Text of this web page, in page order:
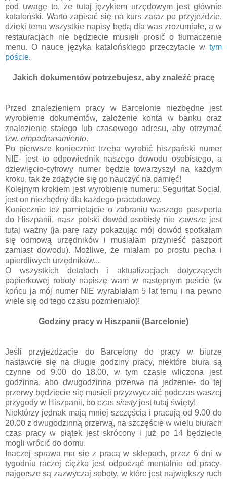
pod uwagę to, że tutaj językiem urzędowym jest głównie
kataloński. Warto zapisać się na kurs zaraz po przyjeździe,
dzięki temu wszystkie napisy będą dla was zrozumiałe, a w
restauracjach nie będziecie musieli prosić o tłumaczenie
menu. O nauce języka katalońskiego przeczytacie w tym
poście.
Jakich dokumentów potrzebujesz, aby znaleźć pracę
Przed znalezieniem pracy w Barcelonie niezbędne jest
wyrobienie dokumentów, założenie konta w banku oraz
znalezienie stałego lub czasowego adresu, aby otrzymać
tzw. empadronamiento.
Po pierwsze koniecznie trzeba wyrobić hiszpański numer
NIE- jest to odpowiednik naszego dowodu osobistego, a
dziewięcio-cyfrowy numer będzie towarzyszył na każdym
kroku, tak że zdążycie się go nauczyć na pamięć!
Kolejnym krokiem jest wyrobienie numeru: Seguritat Social,
jest on niezbędny dla każdego pracodawcy.
Koniecznie też pamiętajcie o zabraniu waszego paszportu
do Hiszpanii, nasz polski dowód osobisty nie zawsze jest
tutaj ważny (ja parę razy pokazując mój dowód spotkałam
się odmową urzędników i musiałam przynieść paszport
zamiast dowodu). Możliwe, że miałam po prostu pecha i
upierdliwych urzędników...
O wszystkich detalach i aktualizacjach dotyczących
papierkowej roboty napiszę wam w następnym poście (w
końcu ja mój numer NIE wyrabiałam 5 lat temu i na pewno
wiele się od tego czasu pozmieniało)!
Godziny pracy w Hiszpanii (Barcelonie)
Jeśli przyjeżdżacie do Barcelony do pracy w biurze
nastawcie się na długie godziny pracy, niektóre biura są
czynne od 9.00 do 18.00, w tym czasie wliczona jest
godzinna, abo dwugodzinna przerwa na jedzenie- do tej
przerwy będziecie się musieli przyzwyczaić podczas waszej
przygody w Hiszpanii, bo czas siestyjest tutaj święty!
Niektórzy jednak mają mniej szczęścia i pracują od 9.00 do
20.00 z dwugodzinną przerwą, na szczęście w wielu biurach
czas pracy w piątek jest skrócony i już po 14 będziecie
mogli wrócić do domu.
Inaczej sprawa ma się z pracą w sklepach, przez 6 dni w
tygodniu raczej ciężko jest odpocząć mentalnie od pracy-
najgorsze są zazwyczaj soboty, w które jest największy ruch